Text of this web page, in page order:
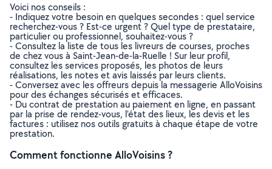
Voici nos conseils :
- Indiquez votre besoin en quelques secondes : quel service
recherchez-vous ? Est-ce urgent ? Quel type de prestataire,
particulier ou professionnel, souhaitez-vous ?
- Consultez la liste de tous les livreurs de courses, proches
de chez vous à Saint-Jean-de-la-Ruelle ! Sur leur profil,
consultez les services proposés, les photos de leurs
réalisations, les notes et avis laissés par leurs clients.
- Conversez avec les offreurs depuis la messagerie AlloVoisins
pour des échanges sécurisés et efficaces.
- Du contrat de prestation au paiement en ligne, en passant
par la prise de rendez-vous, l’état des lieux, les devis et les
factures : utilisez nos outils gratuits à chaque étape de votre
prestation.
Comment fonctionne AlloVoisins ?